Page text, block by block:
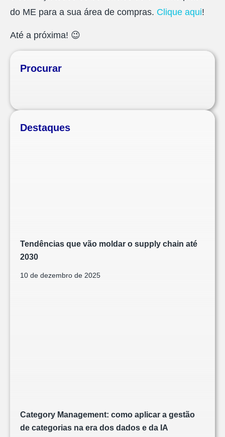
do ME para a sua área de compras. Clique aqui!
Até a próxima! 😉
Procurar
Destaques
Tendências que vão moldar o supply chain até
2030
10 de dezembro de 2025
Category Management: como aplicar a gestão
de categorias na era dos dados e da IA